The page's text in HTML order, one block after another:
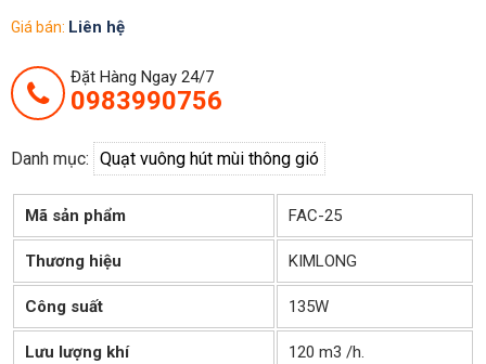
Giá bán: Liên hệ
Đặt Hàng Ngay 24/7
0983990756
Danh mục: Quạt vuông hút mùi thông gió
Mã sản phẩm FAC-25
Thương hiệu KIMLONG
Công suất 135W
Lưu lượng khí 120 m3 /h.